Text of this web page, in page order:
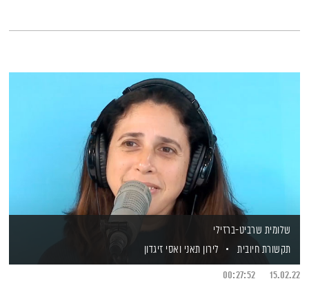
שלומית שרביט-ברזילי
תקשורת חיובית
לירון תאני ואסי זיגדון
15.02.22
00:27:52